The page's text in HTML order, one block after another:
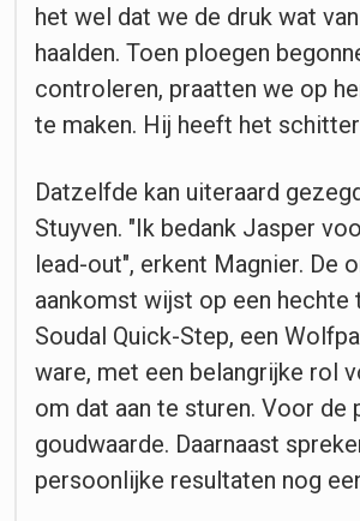
het wel dat we de druk wat
haalden. Toen ploegen
controleren, praatten we op
te maken. Hij heeft het
Datzelfde kan uiteraard
Stuyven. "Ik bedank Jasper
lead-out", erkent Magnier. De
aankomst wijst op een hechte
Soudal Quick-Step, een
ware, met een belangrijke rol
om dat aan te sturen. Voor de
goudwaarde. Daarnaast
persoonlijke resultaten nog